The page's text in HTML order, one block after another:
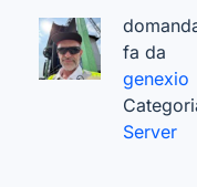
fa da
genexio
Server